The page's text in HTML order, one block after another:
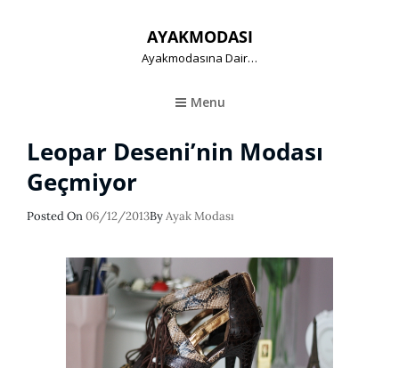
AYAKMODASI
Ayakmodasına Dair…
Menu
Leopar Deseni’nin Modası
Geçmiyor
Posted OnPosted
06/12/2013ByAyak Modası